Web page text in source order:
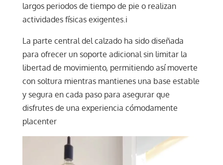
largos periodos de tiempo de pie o realizan
actividades físicas exigentes.i
La parte central del calzado ha sido diseñada
para ofrecer un soporte adicional sin limitar la
libertad de movimiento, permitiendo así moverte
con soltura mientras mantienes una base estable
y segura en cada paso para asegurar que
disfrutes de una experiencia cómodamente
placenter